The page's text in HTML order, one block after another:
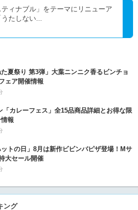
ティナブル」をテーマにリニューア
たしない...
夏祭り 第3弾」大葉ニンニク香るビンチョ
ェア開催情報
「カレーフェス」全15品商品詳細とお得な限
報
トの日」8月は新作ビビンバピザ登場！Mサ
大セール開催
ング